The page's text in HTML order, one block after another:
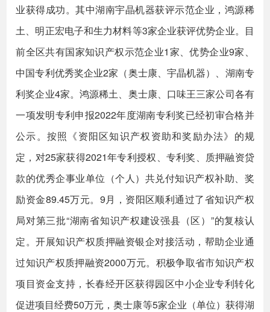
业获得成功。其中湖南宇晶机器获评示范企业，鸿源稀
土、明正宏电子和生力材料等3家企业获评优势企业。目
前全区共有国家知识产权示范企业1家、优势企业9家、
中国专利优秀奖企业2家（奥士康、宇晶机器）、湖南专
利奖企业4家。鸿源稀土、奥士康、口味王三家公司各有
一项发明专利申报2022年度湖南专利奖已经初审合格并
公示。按照《资阳区知识产权资助和奖励办法》的规
定，对25家获得2021年专利授权、专利奖、质押融资贷
款的优秀企事业单位（个人）共兑付知识产权补助、奖
励资金89.45万元。9月，资阳区顺利通过了省知识产权
局对第三批“湖南省知识产权建设强县（区）”的复核认
定。开展知识产权质押融资银企对接活动，帮助企业通
过知识产权质押融资2000万元。积极争取省市知识产权
项目资金支持，长春经开区获得园区中小企业专利转化
促进项目经费50万元，奥士康等5家企业（单位）获得湖